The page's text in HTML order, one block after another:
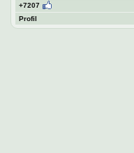
+7207
Profil